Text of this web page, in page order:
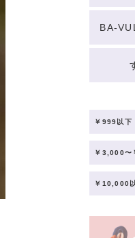
BA-
￥999以下
￥3,000〜
￥10,000